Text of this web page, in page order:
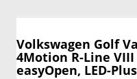
Volkswagen Golf
4Motion R-Line VIII
easyOpen, LED-